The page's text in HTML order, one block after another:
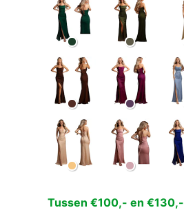
Tussen €100,- en €130,-